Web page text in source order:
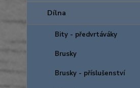
Dílna
Bity - předvrtáváky
Brusky
Brusky - příslušenství